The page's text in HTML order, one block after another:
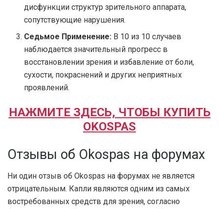
дисфункции структур зрительного аппарата,
сопутствующие нарушения.
Седьмое Применение: В 10 из 10 случаев
наблюдается значительный прогресс в
восстановлении зрения и избавление от боли,
сухости, покраснений и других неприятных
проявлений.
НАЖМИТЕ ЗДЕСЬ, ЧТОБЫ КУПИТЬ
OKOSPAS
Отзывы об Okospas на форумах
Ни один отзыв об Okospas на форумах не является
отрицательным. Капли являются одним из самых
востребованных средств для зрения, согласно